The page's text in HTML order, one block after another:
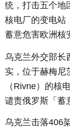
统，打击五个地
核电厂的变电站
蓄意危害欧洲核
乌克兰外交部长
实，位于赫梅尼
（Rivne）的核
谴责俄罗斯「蓄
乌克兰击落406